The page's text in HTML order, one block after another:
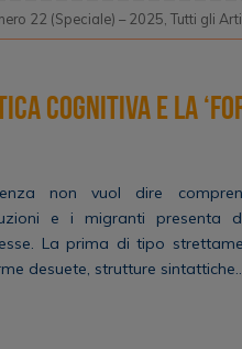
22 (Speciale) – 2025,Tutti gli
cognitiva e la
non vuol dire
e i migranti
La prima di tipo
desuete, strutture